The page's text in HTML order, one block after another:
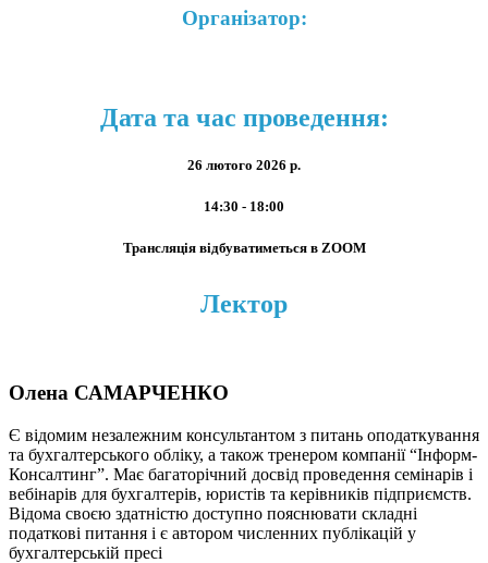
Організатор:
Дата та час проведення:
26 лютого 2026 р.
14:30 - 18:00
Трансляція відбуватиметься в ZOOM
Лектор
Олена САМАРЧЕНКО
Є відомим незалежним консультантом з питань оподаткування
та бухгалтерського обліку, а також тренером компанії “Інформ-
Консалтинг”. Має багаторічний досвід проведення семінарів і
вебінарів для бухгалтерів, юристів та керівників підприємств.
Відома своєю здатністю доступно пояснювати складні
податкові питання і є автором численних публікацій у
бухгалтерській пресі